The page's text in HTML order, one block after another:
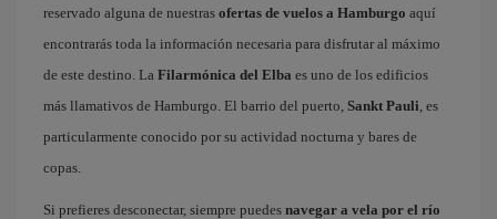
reservado alguna de nuestras ofertas de vuelos a Hamburgo aquí
encontrarás toda la información necesaria para disfrutar al máximo
de este destino. La Filarmónica del Elba es uno de los edificios
más llamativos de Hamburgo. El barrio del puerto, Sankt Pauli , es
particularmente conocido por su actividad nocturna y bares de
copas.
Si prefieres desconectar, siempre puedes navegar a vela por el río